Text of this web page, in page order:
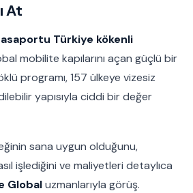
At
Türkiye kökenli
mobilite kapılarını açan güçlü bir
programı, 157 ülkeye vizesiz
yapısıyla ciddi bir değer
sana uygun olduğunu,
işlediğini ve maliyetleri detaylıca
Globaluzmanlarıyla görüş.